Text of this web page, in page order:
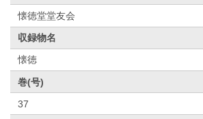
懐徳堂堂友会
収録物名
懐徳
巻(号)
37